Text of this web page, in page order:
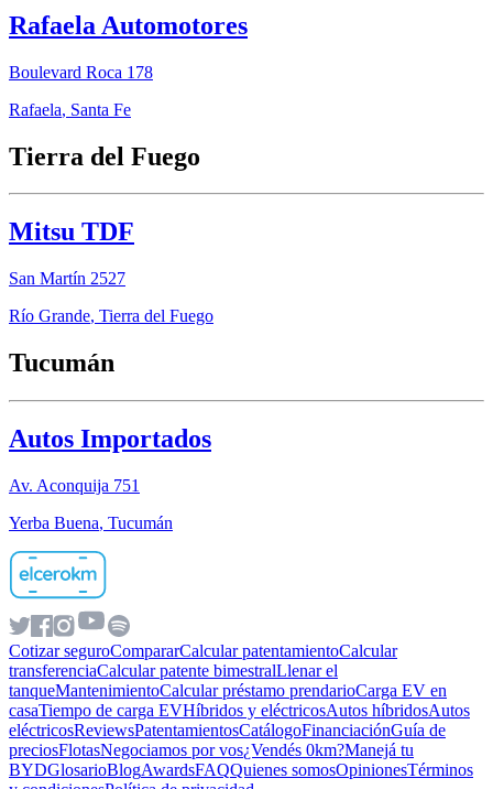
Rafaela Automotores
Boulevard Roca 178
Rafaela, Santa Fe
Tierra del Fuego
Mitsu TDF
San Martín 2527
Río Grande, Tierra del Fuego
Tucumán
Autos Importados
Av. Aconquija 751
Yerba Buena, Tucumán
Cotizar seguroCompararCalcular patentamientoCalcular
transferenciaCalcular patente bimestralLlenar el
tanqueMantenimientoCalcular préstamo prendarioCarga EV en
casaTiempo de carga EVHíbridos y eléctricosAutos híbridosAutos
eléctricosReviewsPatentamientosCatálogoFinanciaciónGuía de
preciosFlotasNegociamos por vos¿Vendés 0km?Manejá tu
BYDGlosarioBlogAwardsFAQQuienes somosOpinionesTérminos